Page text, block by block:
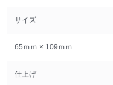
サイズ
65ｍｍ × 109ｍｍ
仕上げ